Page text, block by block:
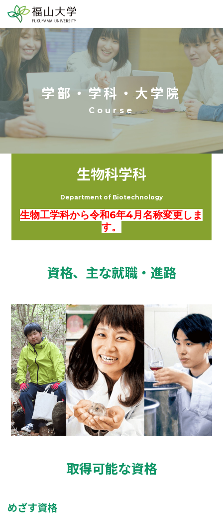
学部・学科・大学院
生物科学科
Department of Biotechnology
生物工学科から令和6年4月名称変更しま
す。
資格、主な就職・進路
取得可能な資格
めざす資格